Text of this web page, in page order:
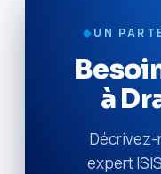
◆UN
à
Décrivez-
expert